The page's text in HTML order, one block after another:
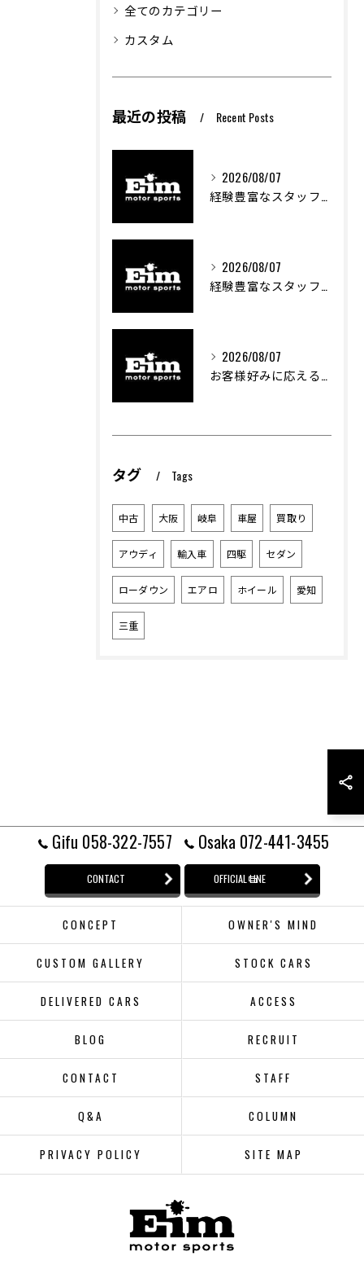
全てのカテゴリー
カスタム
最近の投稿 Recent Posts
2026/08/07
経験豊富なスタッフが支える車両カスタムの魅力
2026/08/07
経験豊富なスタッフが支える車のカスタム技術とは
2026/08/07
お客様好みに応える中古車探しの秘訣
タグ Tags
中古 大阪 岐阜 車屋 買取り
アウディ 輸入車 四駆 セダン
ローダウン エアロ ホイール 愛知
三重
Gifu 058-322-7557 Osaka 072-441-3455
CONTACT OFFICIAL LINE
CONCEPT OWNER'S MIND
CUSTOM GALLERY STOCK CARS
DELIVERED CARS ACCESS
BLOG RECRUIT
CONTACT STAFF
Q&A COLUMN
PRIVACY POLICY SITE MAP